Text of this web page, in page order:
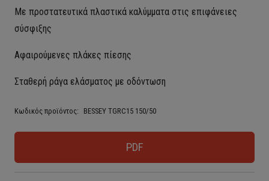
Με προστατευτικά πλαστικά καλύμματα στις επιφάνειες
σύσφιξης
Αφαιρούμενες πλάκες πίεσης
Σταθερή ράγα ελάσματος με οδόντωση
Κωδικός προϊόντος: BESSEY TGRC15 150/50
PDF